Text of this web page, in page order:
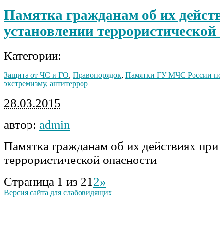
Памятка гражданам об их
установлении
Категории:
Защита от ЧС и ГО, Правопорядок, Памятки ГУ МЧС России
экстремизму, антитеррор
28.03.2015
автор: admin
Памятка гражданам об их действиях при
террористической опасности
Страница 1 из 21 2»
Версия сайта для слабовидящих